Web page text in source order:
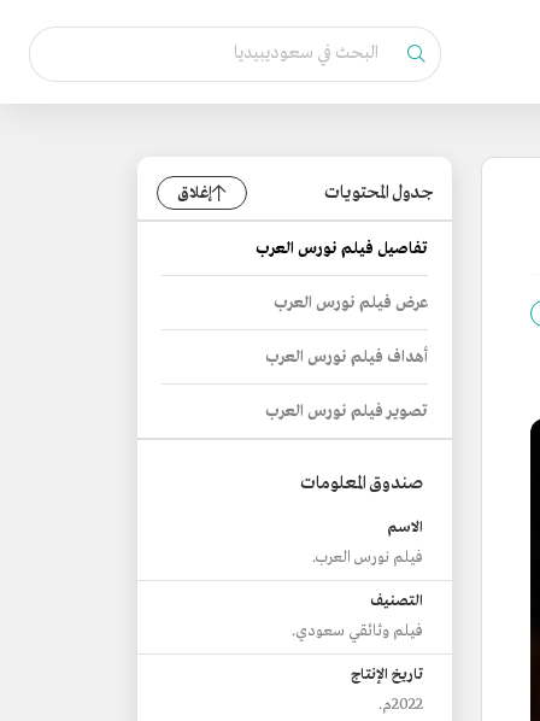
جدول المحتويات إغلاق
تفاصيل فيلم نورس العرب
عرض فيلم نورس العرب
أهداف فيلم نورس العرب
تصوير فيلم نورس العرب
صندوق المعلومات
الاسم
فيلم نورس العرب.
التصنيف
فيلم وثائقي سعودي.
تاريخ الإنتاج
2022م.